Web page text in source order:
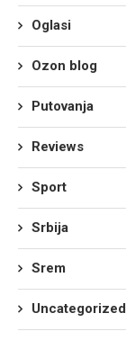
Oglasi
Ozon blog
Putovanja
Reviews
Sport
Srbija
Srem
Uncategorized